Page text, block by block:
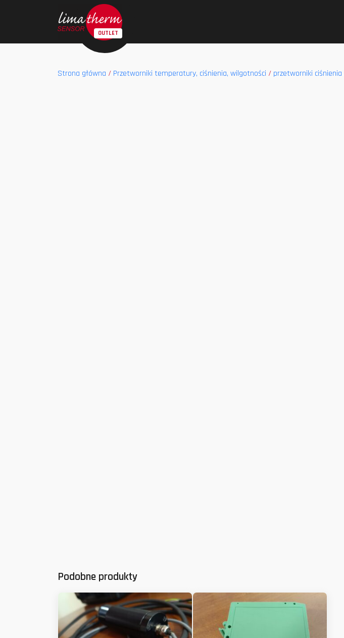
Strona główna / Przetworniki temperatury, ciśnienia, wilgotności / przetworniki ciśnienia
Podobne produkty